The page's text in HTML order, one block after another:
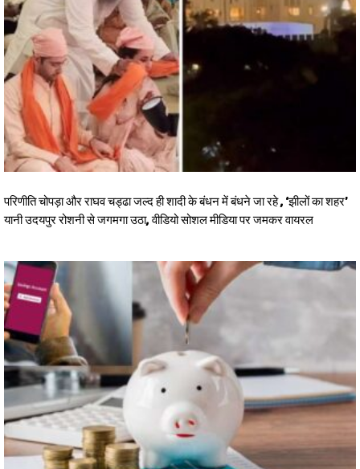
परिणीति चोपड़ा और राघव चड्ढा जल्द ही शादी के बंधन में बंधने जा रहे , ‘झीलों का शहर’
यानी उदयपुर रोशनी से जगमगा उठा, वीडियो सोशल मीडिया पर जमकर वायरल